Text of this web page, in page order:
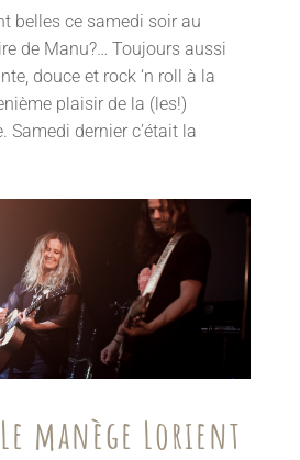
belles ce samedi soir au
de Manu?… Toujours aussi
douce et rock ‘n roll à la
plaisir de la (les!)
Samedi dernier c’était la
manège Lorient